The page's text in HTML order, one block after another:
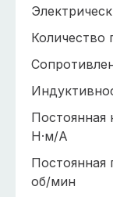
Количество
Постоянная
Н·м/А
Постоянная
об/мин